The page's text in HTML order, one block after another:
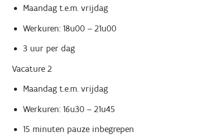
Maandag t.e.m. vrijdag
Werkuren: 18u00 – 21u00
3 uur per dag
Vacature 2
Maandag t.e.m. vrijdag
Werkuren: 16u30 – 21u45
15 minuten pauze inbegrepen